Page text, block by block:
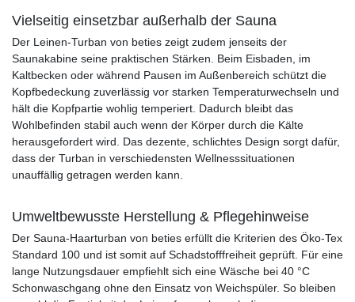
Vielseitig einsetzbar außerhalb der Sauna
Der Leinen-Turban von beties zeigt zudem jenseits der
Saunakabine seine praktischen Stärken. Beim Eisbaden, im
Kaltbecken oder während Pausen im Außenbereich schützt die
Kopfbedeckung zuverlässig vor starken Temperaturwechseln und
hält die Kopfpartie wohlig temperiert. Dadurch bleibt das
Wohlbefinden stabil auch wenn der Körper durch die Kälte
herausgefordert wird. Das dezente, schlichtes Design sorgt dafür,
dass der Turban in verschiedensten Wellnesssituationen
unauffällig getragen werden kann.
Umweltbewusste Herstellung & Pflegehinweise
Der Sauna-Haarturban von beties erfüllt die Kriterien des Öko-Tex
Standard 100 und ist somit auf Schadstofffreiheit geprüft. Für eine
lange Nutzungsdauer empfiehlt sich eine Wäsche bei 40 °C
Schonwaschgang ohne den Einsatz von Weichspüler. So bleiben